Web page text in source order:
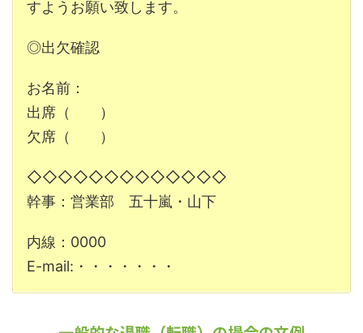
すようお願い致します。
◎出欠確認
お名前：
出席（ ）
欠席（ ）
◇◇◇◇◇◇◇◇◇◇◇◇◇
幹事：営業部 五十嵐・山下
内線：0000
E-mail:・・・・・・・